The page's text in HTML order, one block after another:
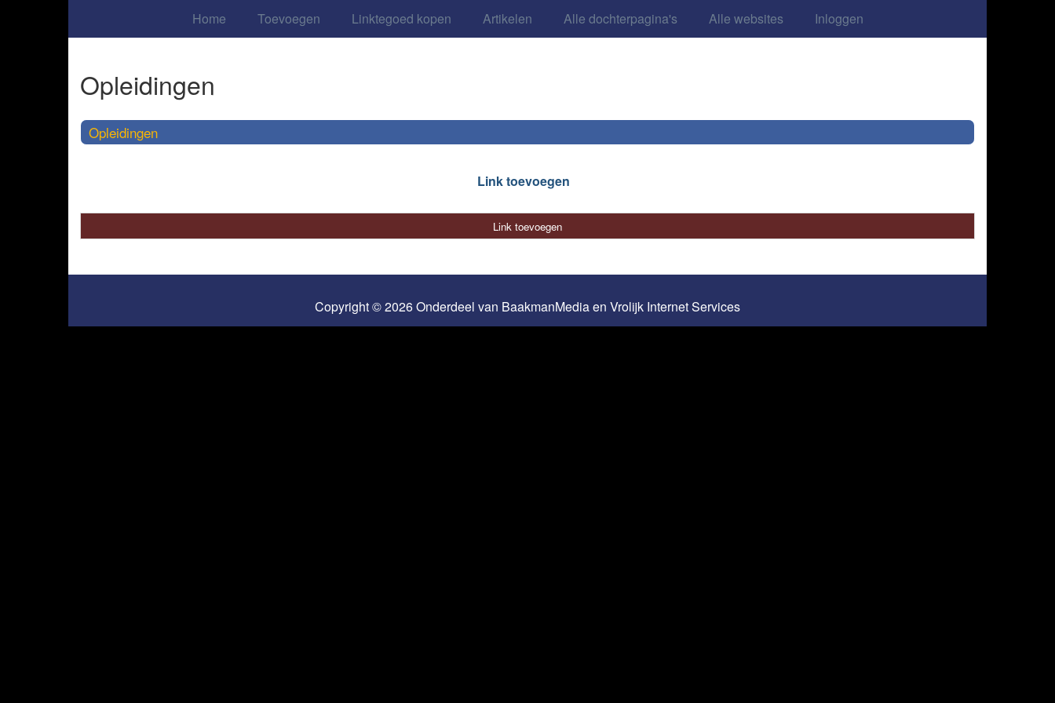
Home Toevoegen Linktegoed kopen Artikelen Alle dochterpagina's Alle websites Inloggen
Opleidingen
Opleidingen
Link toevoegen
Link toevoegen
Copyright © 2026 Onderdeel van BaakmanMediaen Vrolijk Internet Services